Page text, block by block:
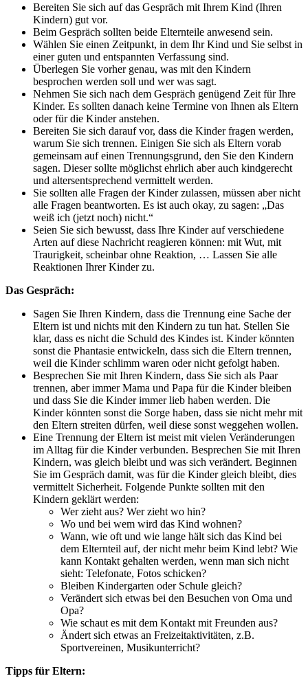
Bereiten Sie sich auf das Gespräch mit Ihrem Kind (Ihren
Kindern) gut vor.
Beim Gespräch sollten beide Elternteile anwesend sein.
Wählen Sie einen Zeitpunkt, in dem Ihr Kind und Sie selbst in
einer guten und entspannten Verfassung sind.
Überlegen Sie vorher genau, was mit den Kindern
besprochen werden soll und wer was sagt.
Nehmen Sie sich nach dem Gespräch genügend Zeit für Ihre
Kinder. Es sollten danach keine Termine von Ihnen als Eltern
oder für die Kinder anstehen.
Bereiten Sie sich darauf vor, dass die Kinder fragen werden,
warum Sie sich trennen. Einigen Sie sich als Eltern vorab
gemeinsam auf einen Trennungsgrund, den Sie den Kindern
sagen. Dieser sollte möglichst ehrlich aber auch kindgerecht
und altersentsprechend vermittelt werden.
Sie sollten alle Fragen der Kinder zulassen, müssen aber nicht
alle Fragen beantworten. Es ist auch okay, zu sagen: „Das
weiß ich (jetzt noch) nicht.“
Seien Sie sich bewusst, dass Ihre Kinder auf verschiedene
Arten auf diese Nachricht reagieren können: mit Wut, mit
Traurigkeit, scheinbar ohne Reaktion, … Lassen Sie alle
Reaktionen Ihrer Kinder zu.
Das Gespräch:
Sagen Sie Ihren Kindern, dass die Trennung eine Sache der
Eltern ist und nichts mit den Kindern zu tun hat. Stellen Sie
klar, dass es nicht die Schuld des Kindes ist. Kinder könnten
sonst die Phantasie entwickeln, dass sich die Eltern trennen,
weil die Kinder schlimm waren oder nicht gefolgt haben.
Besprechen Sie mit Ihren Kindern, dass Sie sich als Paar
trennen, aber immer Mama und Papa für die Kinder bleiben
und dass Sie die Kinder immer lieb haben werden. Die
Kinder könnten sonst die Sorge haben, dass sie nicht mehr mit
den Eltern streiten dürfen, weil diese sonst weggehen wollen.
Eine Trennung der Eltern ist meist mit vielen Veränderungen
im Alltag für die Kinder verbunden. Besprechen Sie mit Ihren
Kindern, was gleich bleibt und was sich verändert. Beginnen
Sie im Gespräch damit, was für die Kinder gleich bleibt, dies
vermittelt Sicherheit. Folgende Punkte sollten mit den
Kindern geklärt werden:
Wer zieht aus? Wer zieht wo hin?
Wo und bei wem wird das Kind wohnen?
Wann, wie oft und wie lange hält sich das Kind bei
dem Elternteil auf, der nicht mehr beim Kind lebt? Wie
kann Kontakt gehalten werden, wenn man sich nicht
sieht: Telefonate, Fotos schicken?
Bleiben Kindergarten oder Schule gleich?
Verändert sich etwas bei den Besuchen von Oma und
Opa?
Wie schaut es mit dem Kontakt mit Freunden aus?
Ändert sich etwas an Freizeitaktivitäten, z.B.
Sportvereinen, Musikunterricht?
Tipps für Eltern: